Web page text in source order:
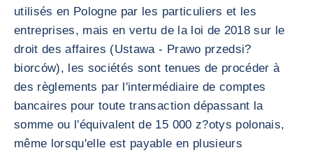
utilisés en Pologne par les particuliers et les
entreprises, mais en vertu de la loi de 2018 sur le
droit des affaires (Ustawa - Prawo przedsi?
biorców), les sociétés sont tenues de procéder à
des règlements par l'intermédiaire de comptes
bancaires pour toute transaction dépassant la
somme ou l'équivalent de 15 000 z?otys polonais,
même lorsqu'elle est payable en plusieurs